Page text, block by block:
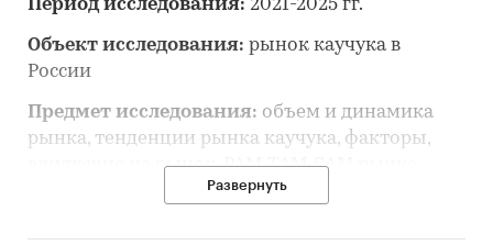
Период исследования: 2021-2025 гг.
Объект исследования: рынок каучука в
России
Предмет исследования: объем и динамика
рынка, тенденции рынка каучука, факторы,
влияющие на рынок, PAM-TAM-SAM рынка,
основные конкуренты, потребители, цены,
Развернуть